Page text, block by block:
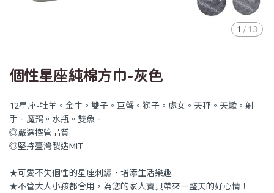
1 / 13
個性星座純棉方巾-灰色
12星座-牡羊。金牛。雙子。巨蟹。獅子。處女。天秤。天蠍。射
手。魔羯。水瓶。雙魚。
◎嚴選控管品質
◎堅持臺灣製造MIT
★可愛不失個性的星座刺繡，增添生活樂趣
★不管大人小孩都合用，為您的家人寶貝帶來一整天的好心情！